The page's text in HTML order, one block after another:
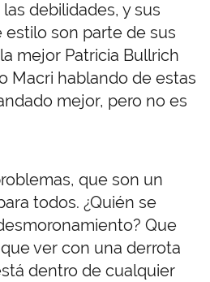
debilidades, y sus
son parte de sus
mejor Patricia Bullrich
Macri hablando de estas
mejor, pero no es
que son un
todos. ¿Quién se
Que
ver con una derrota
dentro de cualquier